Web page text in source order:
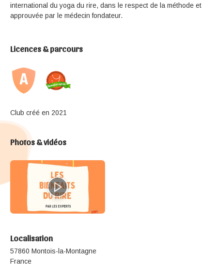
international du yoga du rire, dans le respect de la méthode et
approuvée par le médecin fondateur.
Licences & parcours
Club créé en 2021
Photos & vidéos
Localisation
57860 Montois-la-Montagne
France